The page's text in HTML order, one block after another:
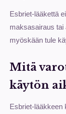
Esbriet-lääkettä
maksasairaus tai
myöskään tule
Mitä
käytön
Esbriet-lääkkeen